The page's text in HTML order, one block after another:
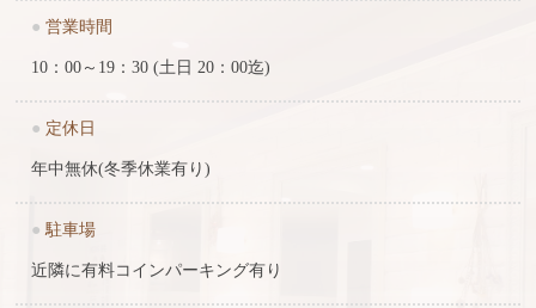
● 営業時間
10：00～19：30 (土日 20：00迄)
● 定休日
年中無休(冬季休業有り)
● 駐車場
近隣に有料コインパーキング有り